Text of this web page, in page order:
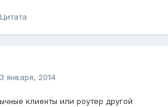
Цитата
3 января, 2014
клиенты или роутер другой